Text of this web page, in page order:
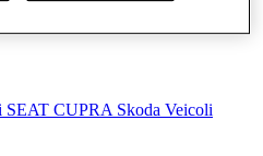
SEAT CUPRA Skoda Veicoli